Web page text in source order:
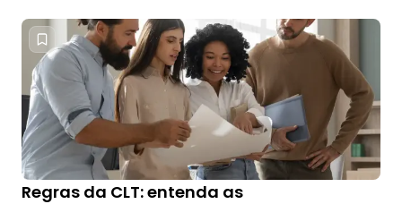
Regras da CLT: entenda as